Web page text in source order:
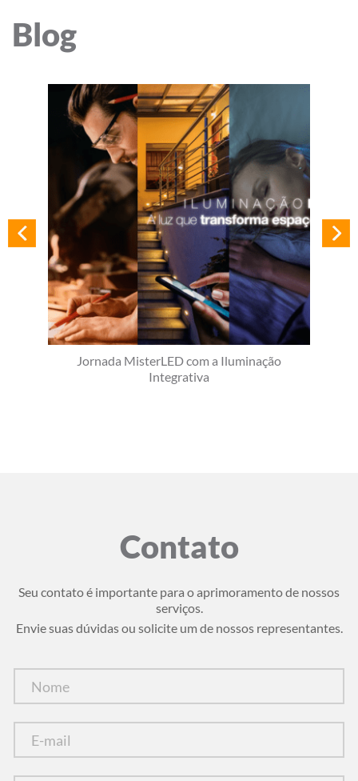
Blog
Jornada MisterLED com a Iluminação
Integrativa
Contato
Seu contato é importante para o aprimoramento de nossos
serviços.
Envie suas dúvidas ou solicite um de nossos representantes.